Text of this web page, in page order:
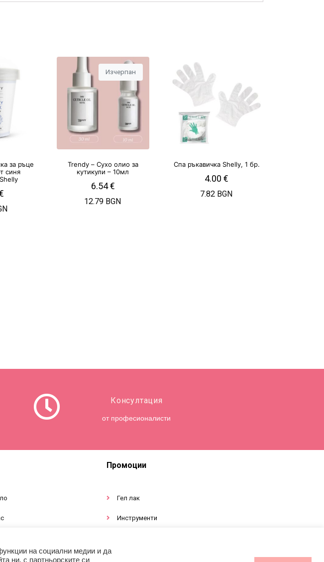
за ръце
синя
Изчерпан
Trendy – Сухо олио за
кутикули – 10мл
6.54€
12.79 BGN
Спа ръкавичка Shelly, 1 бр.
4.00€
7.82 BGN
Консултация
от професионалисти
Промоции
Гел лак
Инструменти
на социални медии и да
ни, с партньорските си